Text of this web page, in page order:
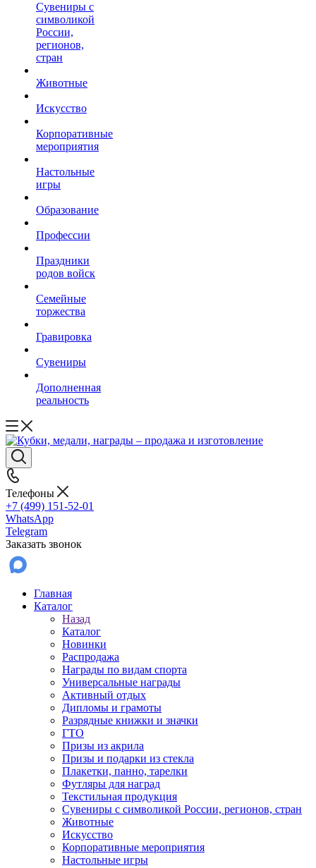
Сувениры с
символикой
России,
регионов,
стран
Животные
Искусство
Корпоративные
мероприятия
Настольные
игры
Образование
Профессии
Праздники
родов войск
Семейные
торжества
Гравировка
Сувениры
Дополненная
реальность
Телефоны
+7 (499) 151-52-01
WhatsApp
Telegram
Заказать звонок
Главная
Каталог
Назад
Каталог
Новинки
Распродажа
Награды по видам спорта
Универсальные награды
Активный отдых
Дипломы и грамоты
Разрядные книжки и значки
ГТО
Призы из акрила
Призы и подарки из стекла
Плакетки, панно, тарелки
Футляры для наград
Текстильная продукция
Сувениры с символикой России, регионов, стран
Животные
Искусство
Корпоративные мероприятия
Настольные игры